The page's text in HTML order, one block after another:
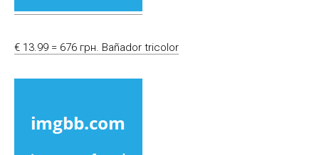
€ 13.99 = 676 грн. Bañador tricolor